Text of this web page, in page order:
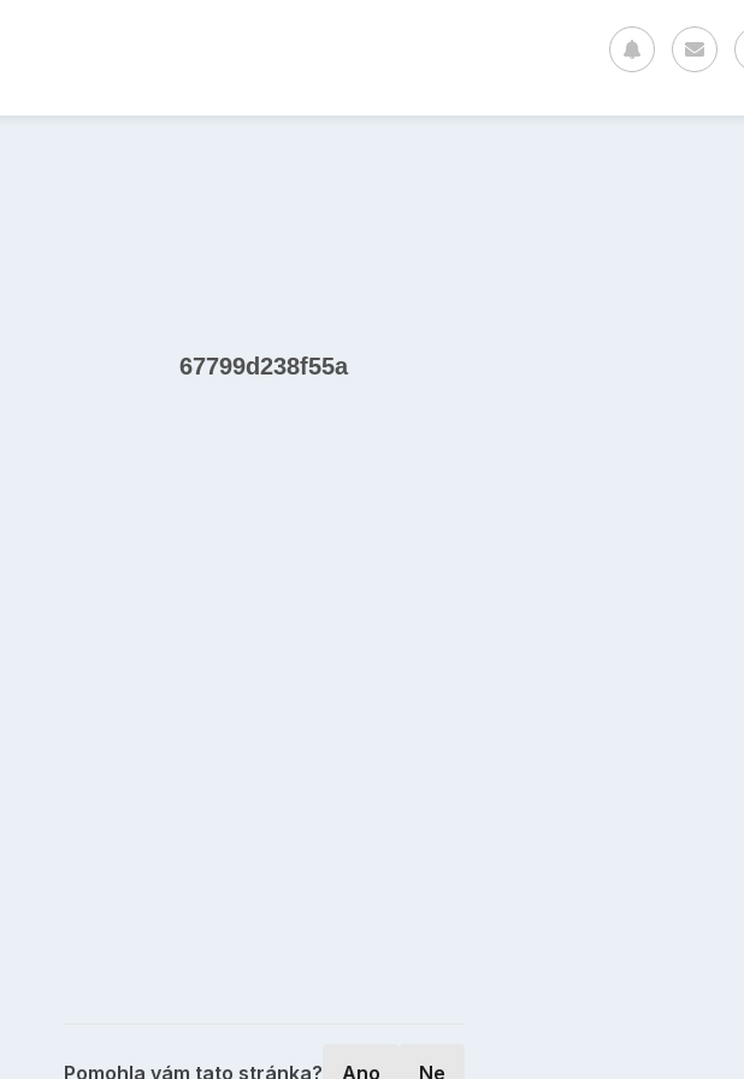
67799d238f55a
Pomohla vám tato stránka? Ano Ne